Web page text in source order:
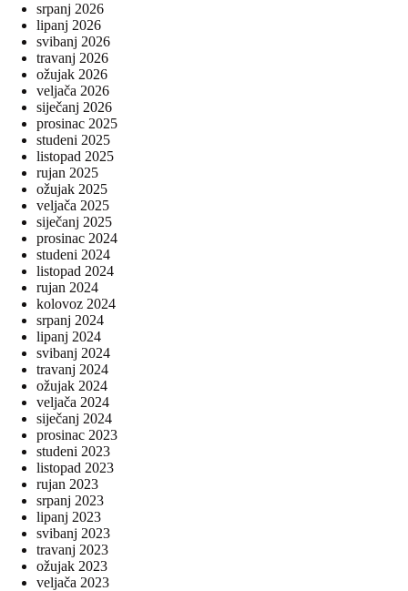
srpanj 2026
lipanj 2026
svibanj 2026
travanj 2026
ožujak 2026
veljača 2026
siječanj 2026
prosinac 2025
studeni 2025
listopad 2025
rujan 2025
ožujak 2025
veljača 2025
siječanj 2025
prosinac 2024
studeni 2024
listopad 2024
rujan 2024
kolovoz 2024
srpanj 2024
lipanj 2024
svibanj 2024
travanj 2024
ožujak 2024
veljača 2024
siječanj 2024
prosinac 2023
studeni 2023
listopad 2023
rujan 2023
srpanj 2023
lipanj 2023
svibanj 2023
travanj 2023
ožujak 2023
veljača 2023